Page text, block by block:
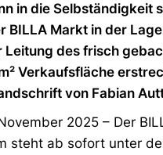
in die Selbständigkeit
BILLA Markt in der
Leitung des frisch
Verkaufsfläche
von Fabian
2025 – Der
steht ab sofort unter